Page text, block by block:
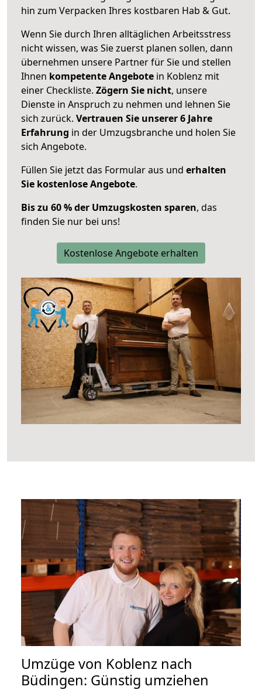
hin zum Verpacken Ihres kostbaren Hab & Gut.
Wenn Sie durch Ihren alltäglichen Arbeitsstress
nicht wissen, was Sie zuerst planen sollen, dann
übernehmen unsere Partner für Sie und stellen
Ihnen kompetente Angebote in Koblenz mit
einer Checkliste. Zögern Sie nicht, unsere
Dienste in Anspruch zu nehmen und lehnen Sie
sich zurück. Vertrauen Sie unserer 6 Jahre
Erfahrung in der Umzugsbranche und holen Sie
sich Angebote.
Füllen Sie jetzt das Formular aus und erhalten
Sie kostenlose Angebote.
Bis zu 60 % der Umzugskosten sparen, das
finden Sie nur bei uns!
Kostenlose Angebote erhalten
Umzüge von Koblenz nach
Büdingen: Günstig umziehen